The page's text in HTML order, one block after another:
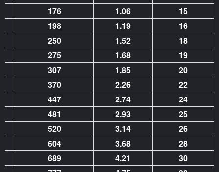
15
1.06
176
16
1.19
198
18
1.52
250
19
1.68
275
20
1.85
307
22
2.26
370
24
2.74
447
25
2.93
481
26
3.14
520
28
3.68
604
30
4.21
689